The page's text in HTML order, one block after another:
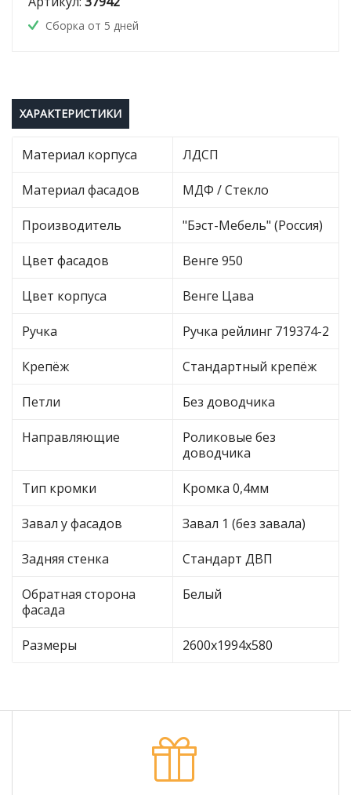
Сборка от 5 дней
ХАРАКТЕРИСТИКИ
Материал корпуса ЛДСП
Материал фасадов МДФ / Стекло
Производитель "Бэст-Мебель" (Россия)
Цвет фасадов Венге 950
Цвет корпуса Венге Цава
Ручка Ручка рейлинг 719374-2
Крепёж Стандартный крепёж
Петли Без доводчика
Направляющие
Роликовые без
доводчика
Тип кромки Кромка 0,4мм
Завал у фасадов Завал 1 (без завала)
Задняя стенка Стандарт ДВП
Обратная сторона
фасада
Белый
Размеры 2600х1994х580